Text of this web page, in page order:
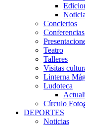
Conciertos
Conferencias
Teatro
Talleres
Visitas
Linterna
Ludoteca
Círculo
DEPORTES
Noticias